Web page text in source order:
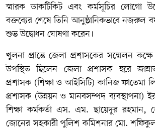
স্মারক ডাকটিকিট এবং কর্মসূচির লোগো
বক্তব্যের শেষে তিনি আনুষ্ঠানিকভাবে নজরুল
শুভ উদ্বোধন ঘোষণা করেন।
খুলনা প্রান্তে জেলা প্রশাসকের সম্মেলন
উপস্থিত ছিলেন জেলা প্রশাসক হুরে
প্রশাসক (শিক্ষা ও আইসিটি) কানিজ ফাতেমা
প্রশাসক (উন্নয়ন ও মানবসম্পদ ব্যবস্থাপনা)
শিক্ষা কর্মকর্তা এস. এম. ছায়েদুর
জোনের সহকারী পুলিশ কমিশনার মো.